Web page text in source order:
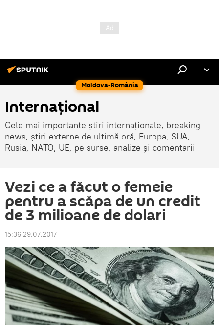
Moldova-România
Internaţional
Cele mai importante știri internaționale, breaking
news, știri externe de ultimă oră, Europa, SUA,
Rusia, NATO, UE, pe surse, analize și comentarii
Vezi ce a făcut o femeie
pentru a scăpa de un credit
de 3 milioane de dolari
15:36 29.07.2017